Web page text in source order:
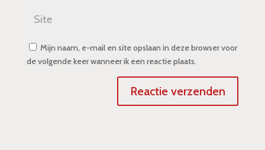
Mijn naam, e-mail en site opslaan in deze browser voor
de volgende keer wanneer ik een reactie plaats.